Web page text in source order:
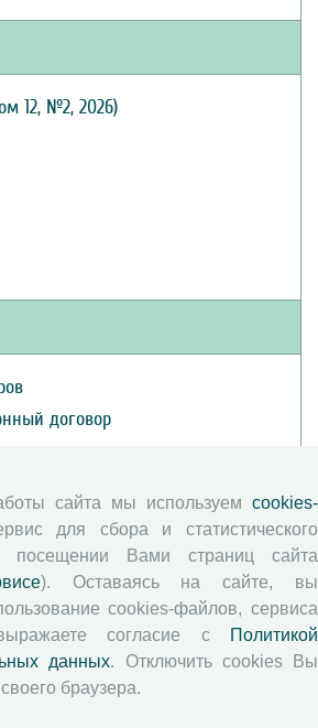
12, №2, 2026)
договор
сайта мы используем cookies-
для сбора и статистического
Вами страниц сайта
). Оставаясь на сайте, вы
cookies-файлов, сервиса
согласие с
Политикой
данных. Отключить cookies Вы
браузера.